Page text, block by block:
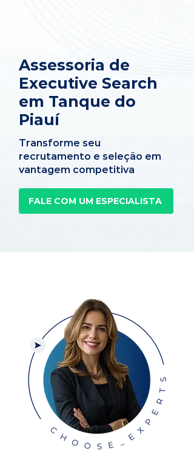
Assessoria de
Executive Search
em Tanque do
Piauí
Transforme seu
recrutamento e seleção em
vantagem competitiva
FALE COM UM ESPECIALISTA